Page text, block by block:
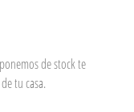
de stock te
tu casa.